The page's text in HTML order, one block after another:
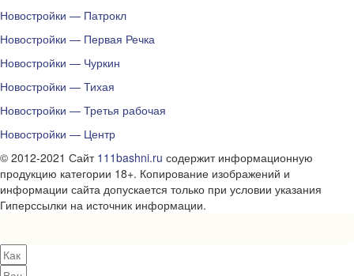
Новостройки — Патрокл
Новостройки — Первая Речка
Новостройки — Чуркин
Новостройки — Тихая
Новостройки — Третья рабочая
Новостройки — Центр
© 2012-2021 Сайт 111bashni.ru содержит информационную
продукцию категории 18+. Копирование изображений и
информации сайта допускается только при условии указания
Гиперссылки на источник информации.